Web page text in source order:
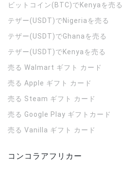
ビットコイン(BTC)でKenyaを売る
テザー(USDT)でNigeriaを売る
テザー(USDT)でGhanaを売る
テザー(USDT)でKenyaを売る
売る Walmart ギフト カード
売る Apple ギフト カード
売る Steam ギフト カード
売る Google Play ギフトカード
売る Vanilla ギフト カード
コンコラアフリカー